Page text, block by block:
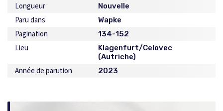
Longueur Nouvelle
Paru dans Wapke
Pagination 134-152
Lieu
Klagenfurt/Celovec
(Autriche)
Année de parution 2023